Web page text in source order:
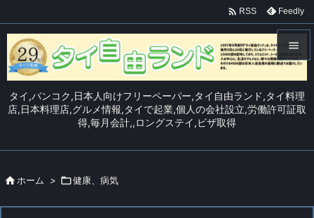
タイ,バンコク,日本人向けフリーペーパー,タイ自由ランド,タイ料理
店,日本料理店,グルメ情報,タイで起業,個人の会社設立,労働許可証取
得,毎月会計,,ロングステイ,ビザ取得

メニュ


 RSS Feedly
 ホーム > 健康、病気